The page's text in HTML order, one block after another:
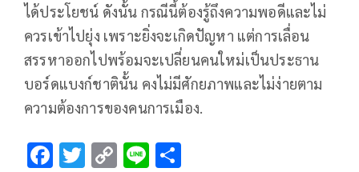
ได้ประโยชน์ ดังนั้น กรณีนี้ต้องรู้ถึงความพอดีและไม่
ควรเข้าไปยุ่ง เพราะยิ่งจะเกิดปัญหา แต่การเลื่อน
สรรหาออกไปพร้อมจะเปลี่ยนคนใหม่เป็นประธาน
บอร์ดแบงก์ชาตินั้น คงไม่มีศักยภาพและไม่ง่ายตาม
ความต้องการของคนการเมือง.
F T C Li